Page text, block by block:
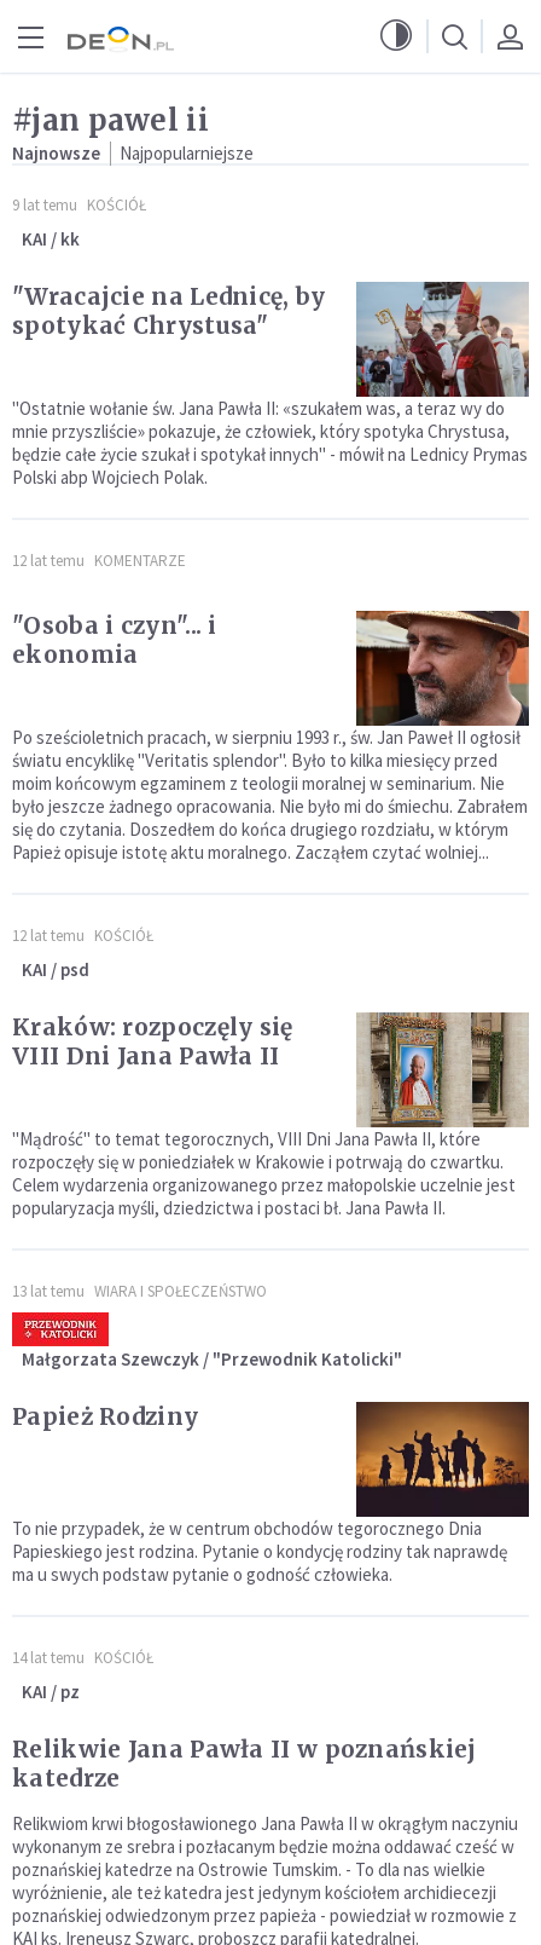
#jan pawel ii
Najnowsze Najpopularniejsze
9 lat temu KOŚCIÓŁ
KAI / kk
"Wracajcie na Lednicę, by
spotykać Chrystusa"
"Ostatnie wołanie św. Jana Pawła II: «szukałem was, a teraz wy do
mnie przyszliście» pokazuje, że człowiek, który spotyka Chrystusa,
będzie całe życie szukał i spotykał innych" - mówił na Lednicy Prymas
Polski abp Wojciech Polak.
12 lat temu KOMENTARZE
"Osoba i czyn"... i
ekonomia
Po sześcioletnich pracach, w sierpniu 1993 r., św. Jan Paweł II ogłosił
światu encyklikę "Veritatis splendor". Było to kilka miesięcy przed
moim końcowym egzaminem z teologii moralnej w seminarium. Nie
było jeszcze żadnego opracowania. Nie było mi do śmiechu. Zabrałem
się do czytania. Doszedłem do końca drugiego rozdziału, w którym
Papież opisuje istotę aktu moralnego. Zacząłem czytać wolniej...
12 lat temu KOŚCIÓŁ
KAI / psd
Kraków: rozpoczęly się
VIII Dni Jana Pawła II
"Mądrość" to temat tegorocznych, VIII Dni Jana Pawła II, które
rozpoczęły się w poniedziałek w Krakowie i potrwają do czwartku.
Celem wydarzenia organizowanego przez małopolskie uczelnie jest
popularyzacja myśli, dziedzictwa i postaci bł. Jana Pawła II.
13 lat temu WIARA I SPOŁECZEŃSTWO
Małgorzata Szewczyk / "Przewodnik Katolicki"
Papież Rodziny
To nie przypadek, że w centrum obchodów tegorocznego Dnia
Papieskiego jest rodzina. Pytanie o kondycję rodziny tak naprawdę
ma u swych podstaw pytanie o godność człowieka.
14 lat temu KOŚCIÓŁ
KAI / pz
Relikwie Jana Pawła II w poznańskiej
katedrze
Relikwiom krwi błogosławionego Jana Pawła II w okrągłym naczyniu
wykonanym ze srebra i pozłacanym będzie można oddawać cześć w
poznańskiej katedrze na Ostrowie Tumskim. - To dla nas wielkie
wyróżnienie, ale też katedra jest jedynym kościołem archidiecezji
poznańskiej odwiedzonym przez papieża - powiedział w rozmowie z
KAI ks. Ireneusz Szwarc, proboszcz parafii katedralnej.